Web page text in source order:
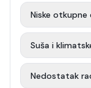
Niske otkupne
Suša i
Nedostatak